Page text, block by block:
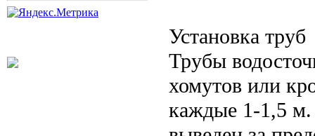
Установка труб
Трубы
хомутов или
каждые 1-1,5